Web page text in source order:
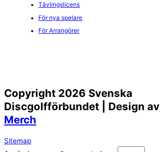
Tävlingslicens
För nya spelare
För Arrangörer
Copyright 2026 Svenska
Discgolfförbundet | Design av
Merch
Sitemap